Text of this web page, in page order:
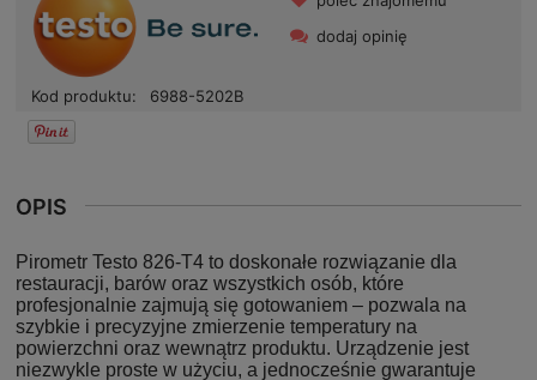
Kod produktu: 6988-5202B
dodaj opinię
OPIS
Pirometr Testo 826-T4 to doskonałe rozwiązanie dla
restauracji, barów oraz wszystkich osób, które
profesjonalnie zajmują się gotowaniem – pozwala na
szybkie i precyzyjne zmierzenie temperatury na
powierzchni oraz wewnątrz produktu. Urządzenie jest
niezwykle proste w użyciu, a jednocześnie gwarantuje